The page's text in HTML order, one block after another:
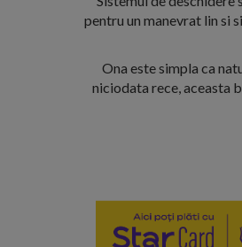
pentru un manevrat lin si
Ona este simpla ca
niciodata rece, aceasta